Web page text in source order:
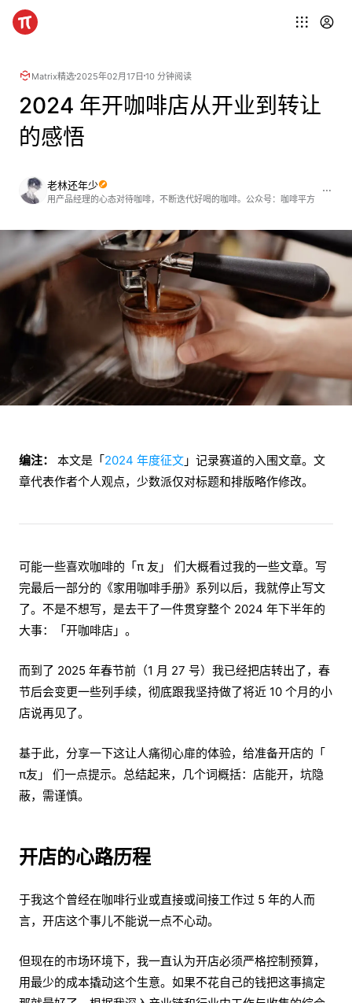
Matrix精选 2025年02月17日 10 分钟阅读
2024 年开咖啡店从开业到转让
的感悟
老林还年少
用产品经理的心态对待咖啡，不断迭代好喝的咖啡。公众号：咖啡平方
编注： 本文是「 2024 年度征文 」记录赛道的入围文章。文
章代表作者个人观点，少数派仅对标题和排版略作修改。
可能一些喜欢咖啡的「π 友」 们大概看过我的一些文章。写
完最后一部分的《家用咖啡手册》系列以后，我就停止写文
了。不是不想写，是去干了一件贯穿整个 2024 年下半年的
大事：「开咖啡店」。
而到了 2025 年春节前（1 月 27 号）我已经把店转出了，春
节后会变更一些列手续，彻底跟我坚持做了将近 10 个月的小
店说再见了。
基于此，分享一下这让人痛彻心扉的体验，给准备开店的「
π友」 们一点提示。总结起来，几个词概括：店能开，坑隐
蔽，需谨慎。
开店的心路历程
于我这个曾经在咖啡行业或直接或间接工作过 5 年的人而
言，开店这个事儿不能说一点不心动。
但现在的市场环境下，我一直认为开店必须严格控制预算，
用最少的成本撬动这个生意。如果不花自己的钱把这事搞定